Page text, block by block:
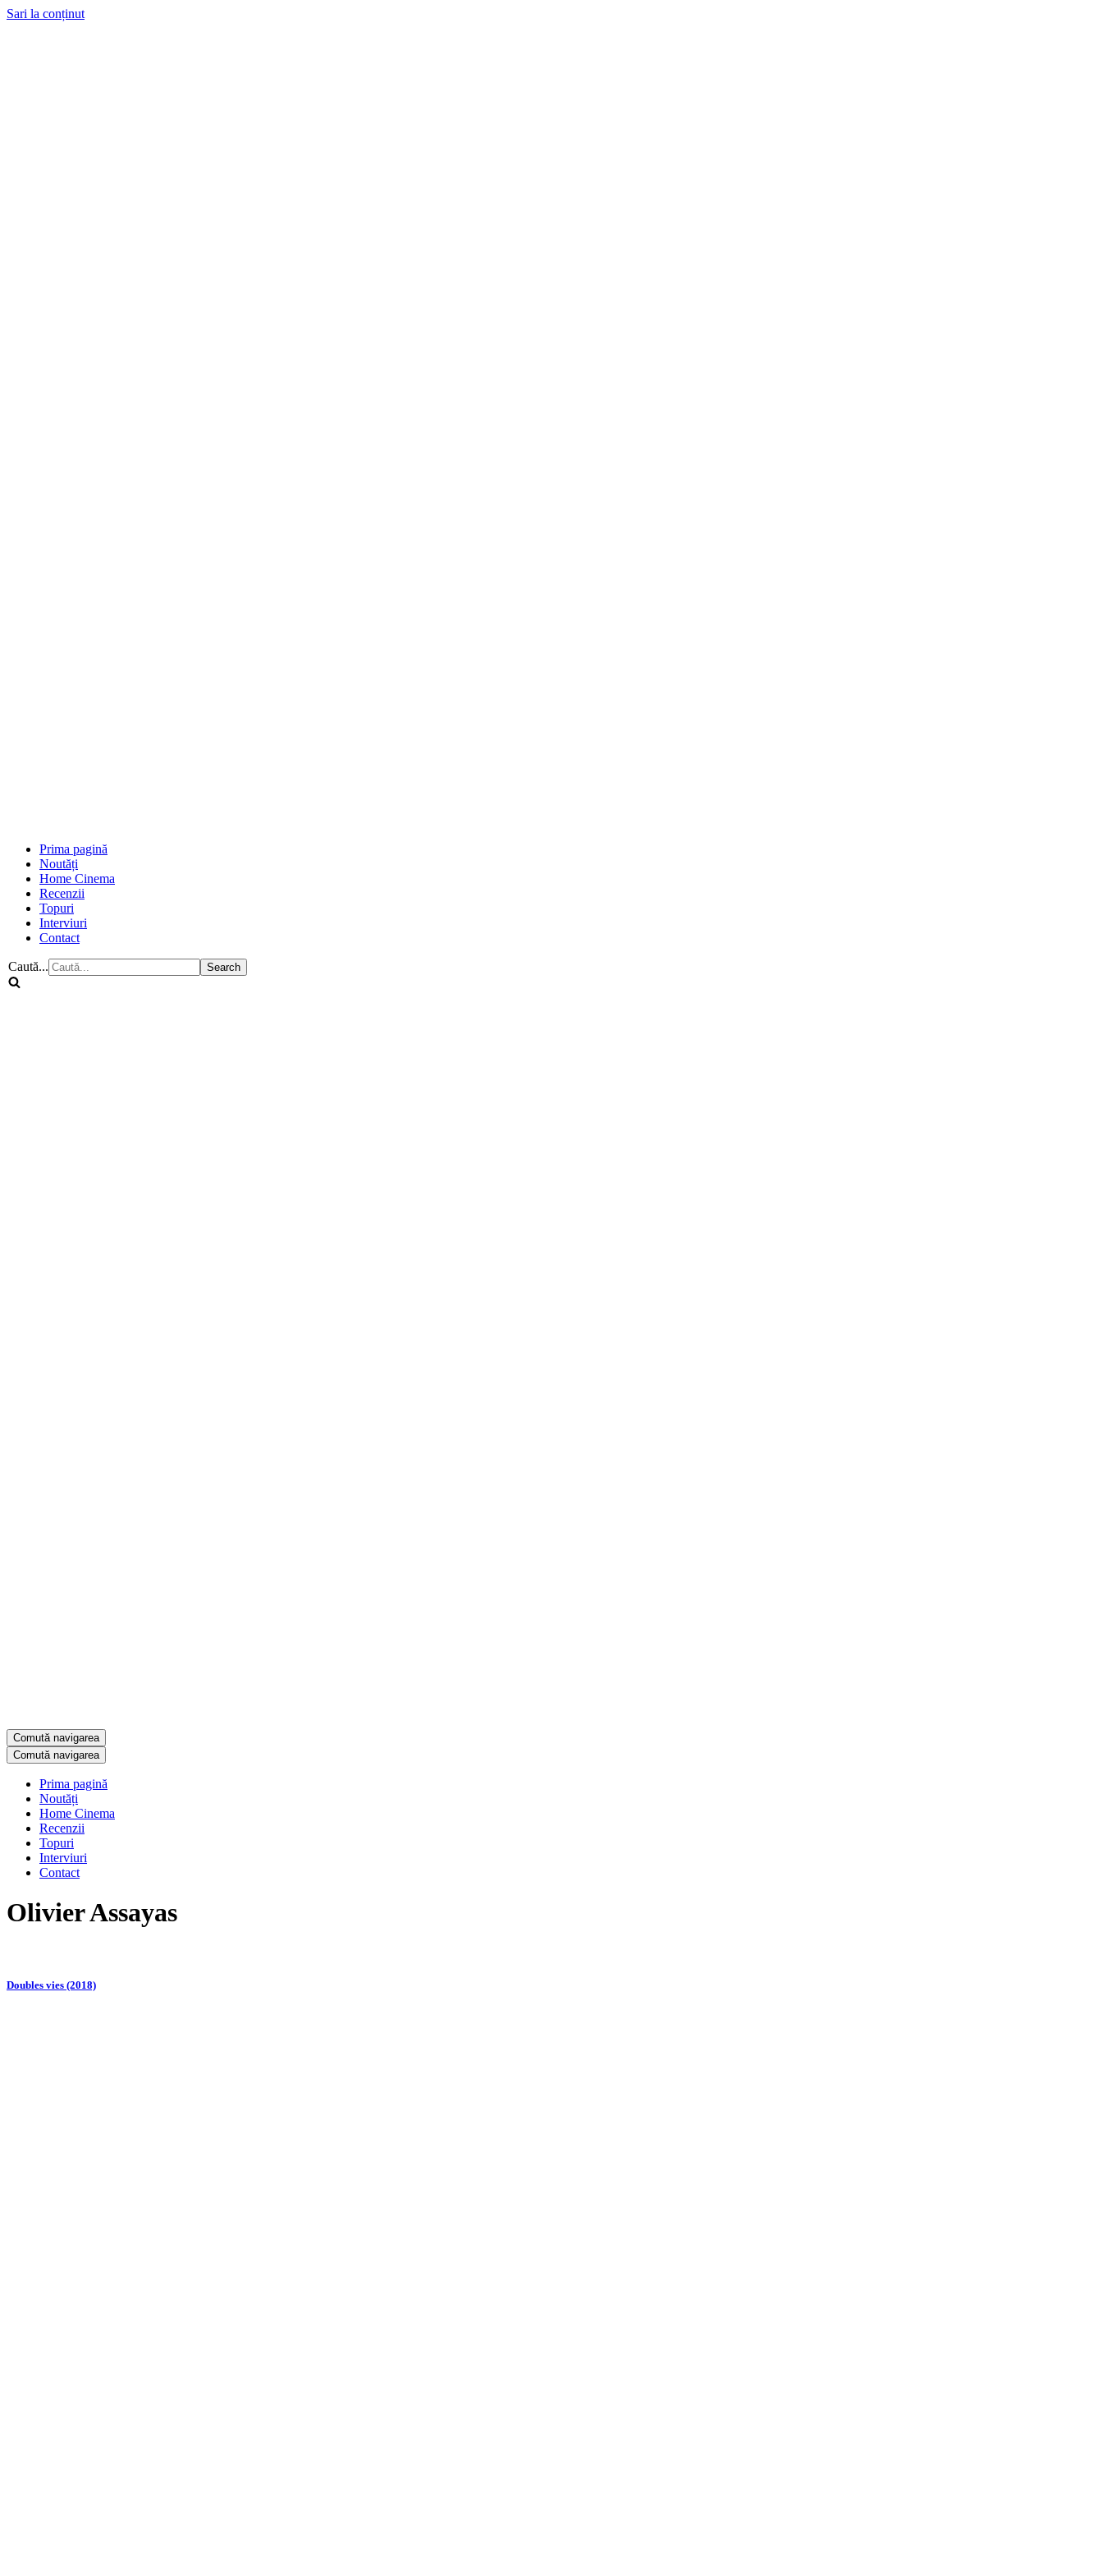
Sari la conținut
Prima pagină
Noutăți
Home Cinema
Recenzii
Topuri
Interviuri
Contact
Caută...
Comută navigarea
Comută navigarea
Prima pagină
Noutăți
Home Cinema
Recenzii
Topuri
Interviuri
Contact
Olivier Assayas
Doubles vies (2018)